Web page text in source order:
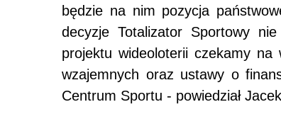
będzie na nim pozycja
decyzje Totalizator Sportowy
projektu wideoloterii czekamy
wzajemnych oraz ustawy o
Centrum Sportu - powiedział